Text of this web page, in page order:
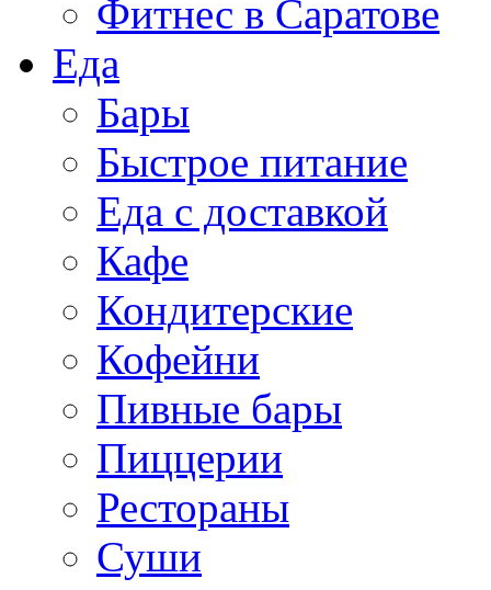
Фитнес в Саратове
Еда
Бары
Быстрое питание
Еда с доставкой
Кафе
Кондитерские
Кофейни
Пивные бары
Пиццерии
Рестораны
Суши